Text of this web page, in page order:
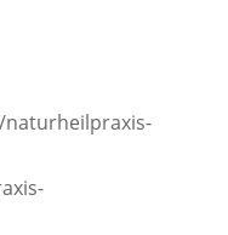
naturheilpraxis-